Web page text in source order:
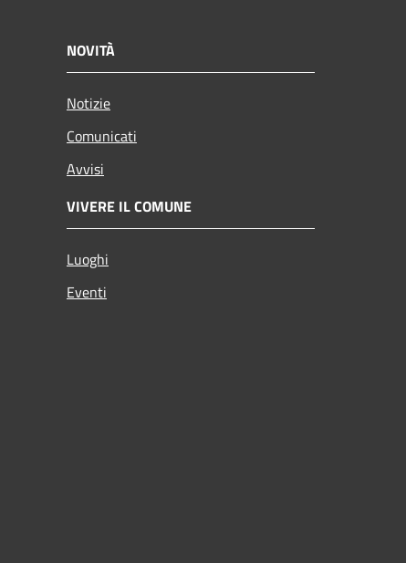
NOVITÀ
Notizie
Comunicati
Avvisi
VIVERE IL COMUNE
Luoghi
Eventi